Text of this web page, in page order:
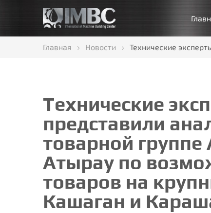
Главная Новости Технические
Технические
представили
товарной
Атырау по
товаров на
Кашаган и